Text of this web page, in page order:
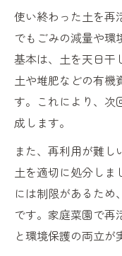
使い終わった土を再
でもごみの減量や環
基本は、土を天日干
土や堆肥などの有機
す。これにより、次
成します。
また、再利用が難
土を適切に処分しま
には制限があるため
です。家庭菜園で再
と環境保護の両立が